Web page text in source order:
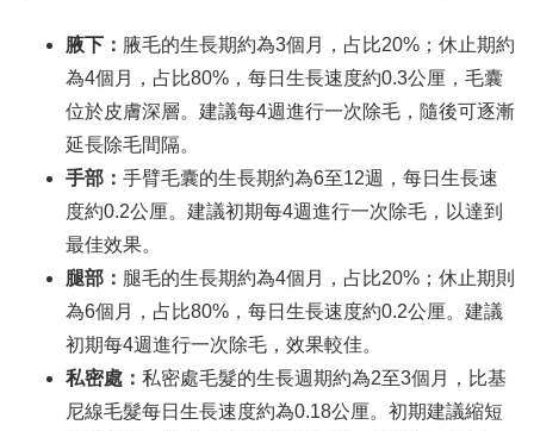
腋下： 腋毛的生長期約為3個月，占比20%；休止期約
為4個月，占比80%，每日生長速度約0.3公厘，毛囊
位於皮膚深層。建議每4週進行一次除毛，隨後可逐漸
延長除毛間隔。
手部： 手臂毛囊的生長期約為6至12週，每日生長速
度約0.2公厘。建議初期每4週進行一次除毛，以達到
最佳效果。
腿部： 腿毛的生長期約為4個月，占比20%；休止期則
為6個月，占比80%，每日生長速度約0.2公厘。建議
初期每4週進行一次除毛，效果較佳。
私密處： 私密處毛髮的生長週期約為2至3個月，比基
尼線毛髮每日生長速度約為0.18公厘。初期建議縮短